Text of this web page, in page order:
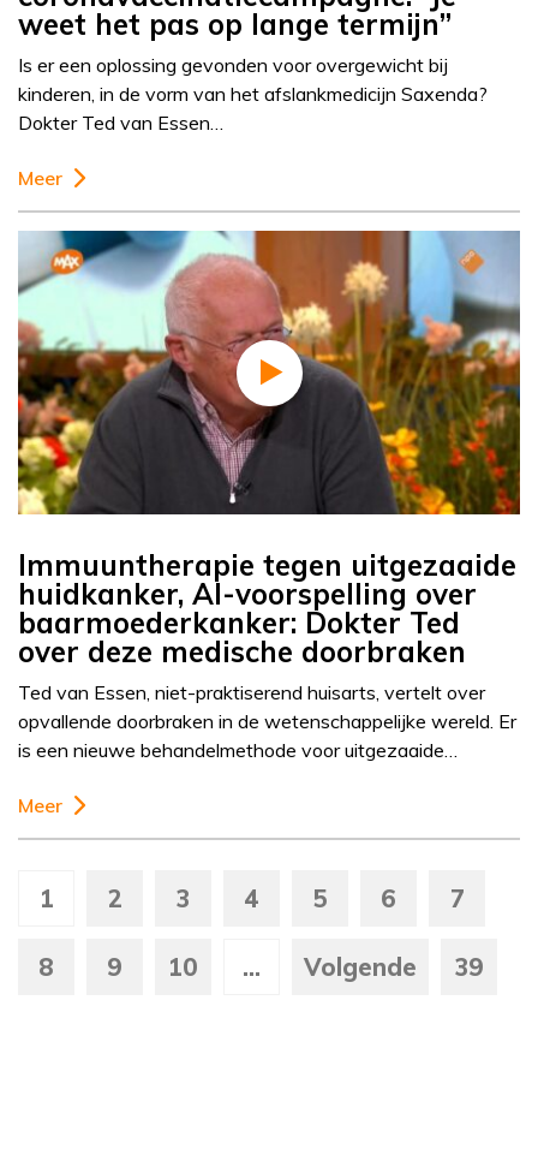
weet het pas op lange termijn”
Is er een oplossing gevonden voor overgewicht bij
kinderen, in de vorm van het afslankmedicijn Saxenda?
Dokter Ted van Essen…
Meer
Immuuntherapie tegen uitgezaaide
huidkanker, AI-voorspelling over
baarmoederkanker: Dokter Ted
over deze medische doorbraken
Ted van Essen, niet-praktiserend huisarts, vertelt over
opvallende doorbraken in de wetenschappelijke wereld. Er
is een nieuwe behandelmethode voor uitgezaaide…
Meer
1 2 3 4 5 6 7
8 9 10 ... Volgende 39